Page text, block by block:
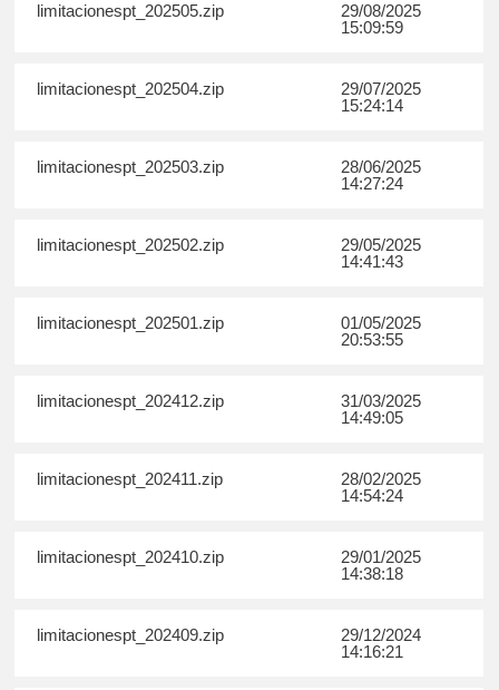
limitacionespt_202505.zip
29/08/2025
15:09:59
limitacionespt_202504.zip
29/07/2025
15:24:14
limitacionespt_202503.zip
28/06/2025
14:27:24
limitacionespt_202502.zip
29/05/2025
14:41:43
limitacionespt_202501.zip
01/05/2025
20:53:55
limitacionespt_202412.zip
31/03/2025
14:49:05
limitacionespt_202411.zip
28/02/2025
14:54:24
limitacionespt_202410.zip
29/01/2025
14:38:18
limitacionespt_202409.zip
29/12/2024
14:16:21